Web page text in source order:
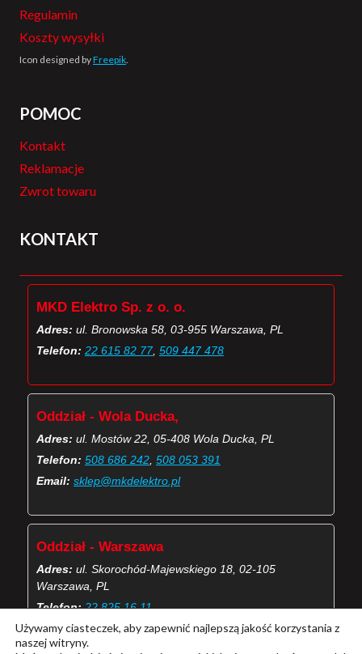
Regulamin
Koszty wysyłki
Icon designed byFreepik.
POMOC
Kontakt
Reklamacje
Zwrot towaru
KONTAKT
MKD Elektro Sp. z o. o.
Adres: ul. Bronowska 58, 03-955 Warszawa, PL
Telefon: 22 615 82 77, 509 447 478
Oddział - Wola Ducka,
Adres: ul. Mostów 22, 05-408 Wola Ducka, PL
Telefon: 508 686 242 508 053 391
Email: sklep@mkdelektro.pl
Oddział - Warszawa
Adres: ul. Skorochód-Majewskiego 18, 02-105
Warszawa, PL
Telefon: 22 825 16 11
Email: skorochod@mkdelektro.pl
Używamy ciasteczek, aby zapewnić najlepszą jakość korzystania z
naszej witryny.